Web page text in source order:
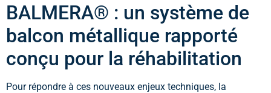
BALMERA® : un système de
balcon métallique rapporté
conçu pour la réhabilitation
Pour répondre à ces nouveaux enjeux techniques, la